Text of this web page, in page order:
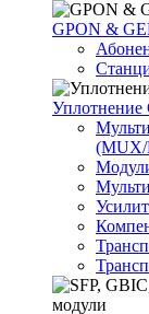
GPON &